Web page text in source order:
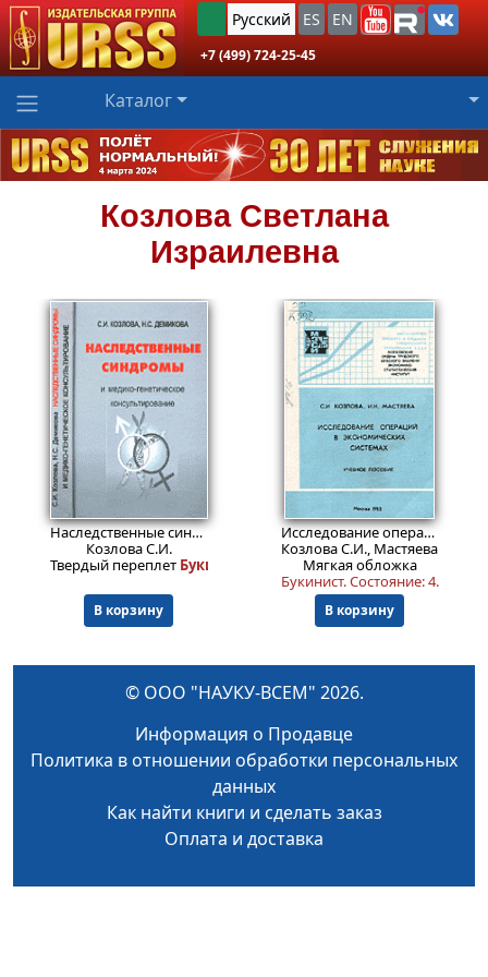
Русский ES EN
+7 (499) 724-25-45
Каталог
Козлова Светлана
Израилевна
6299 ₽
Наследственные синдромы и медико-генетическое консультирование.
Козлова С.И.
Твердый переплет Букинист. Состояние 5-.
В корзину
Пред.заказ!
Исследование операций в экономических системах
Козлова С.И., Мастяева И.Н.
Мягкая обложка
Букинист.Состояние: 4.
В корзину
© ООО "НАУКУ-ВСЕМ" 2026.
Информация о Продавце
Политика в отношении обработки персональных
данных
Как найти книги и сделать заказ
Оплата и доставка